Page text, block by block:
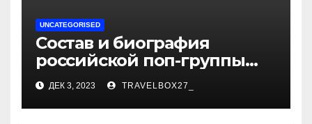
UNCATEGORISED
Состав и биография
российской поп-группы
«Иванушки интернешнл»
— история успеха, музыка
и судьбы участников
ДЕК 3, 2023 TRAVELBOX27_